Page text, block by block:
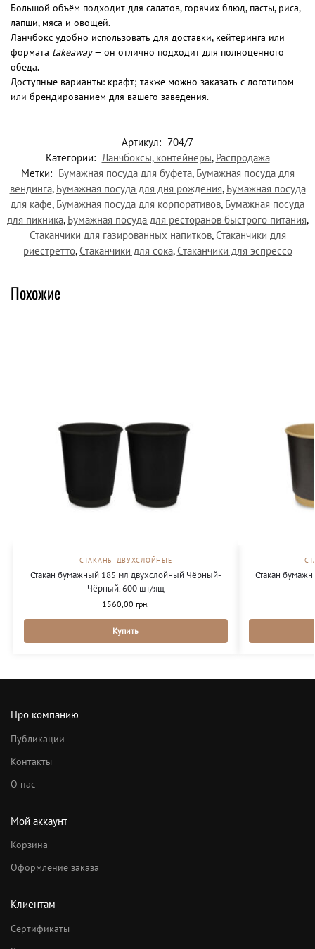
Большой объём подходит для салатов, горячих блюд, пасты, риса,
лапши, мяса и овощей.
Ланчбокс удобно использовать для доставки, кейтеринга или
формата takeaway— он отлично подходит для полноценного
обеда.
Доступные варианты: крафт; также можно заказать с логотипом
или брендированием для вашего заведения.
Артикул: 704/7
Категории: Ланчбоксы, контейнеры, Распродажа
Метки: Бумажная посуда для буфета, Бумажная посуда для
вендинга, Бумажная посуда для дня рождения, Бумажная посуда
для кафе, Бумажная посуда для корпоративов, Бумажная посуда
для пикника, Бумажная посуда для ресторанов быстрого питания,
Стаканчики для газированных напитков,Стаканчики для
риестретто,Стаканчики для сока,Стаканчики для эспрессо
Похожие
СТАКАНЫ ДВУХСЛОЙНЫЕ
Стакан бумажный 185 мл двухслойный Чёрный-
Чёрный. 600 шт/ящ
1560,00 грн.
Купить
Стакан
Про компанию
Публикации
Контакты
О нас
Мой аккаунт
Корзина
Оформление заказа
Клиентам
Сертификаты